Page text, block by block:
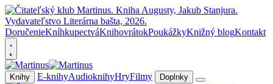
DoručenieKníhkupectváKnihovrátokPoukážkyKnižný blogKontakt
Knihy E-knihyAudioknihyHryFilmy Doplnky